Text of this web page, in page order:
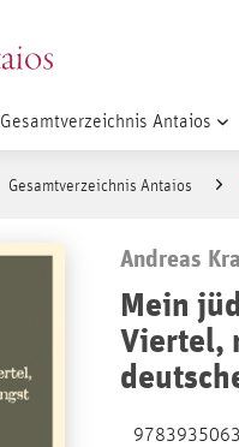
Gesamtverzeichnis Antaios
Gesamtverzeichnis Antaios
Andreas
Mein
Viertel,